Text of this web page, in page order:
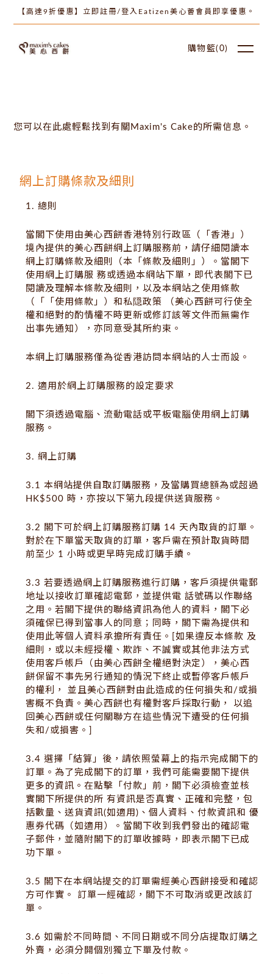
【高達9折優惠】立即註冊/登入Eatizen美心薈會員即享優惠。
購物籃( 0)
您可以在此處輕鬆找到有關Maxim's Cake的所需信息。
網上訂購條款及細則
1. 總則
當閣下使用由美心西餅香港特別行政區（「香港」）
境內提供的美心西餅網上訂購服務前，請仔細閱讀本
網上訂購條款及細則（本「條款及細則」）。當閣下
使用網上訂購服 務或透過本網站下單，即代表閣下已
閱讀及理解本條款及細則，以及本網站之使用條款
（「「使用條款」）和私隠政策 （美心西餅可行使全
權和絕對的酌情權不時更新或修訂該等文件而無需作
出事先通知），亦同意受其所約束。
本網上訂購服務僅為從香港訪問本網站的人士而設。
2. 適用於網上訂購服務的設定要求
閣下須透過電腦、流動電話或平板電腦使用網上訂購
服務。
3. 網上訂購
3.1 本網站提供自取訂購服務，及當購買總額為或超過
HK$500 時，亦按以下第九段提供送貨服務。
3.2 閣下可於網上訂購服務訂購 14 天內取貨的訂單。
對於在下單當天取貨的訂單，客戶需在預計取貨時間
前至少 1 小時或更早時完成訂購手續。
3.3 若要透過網上訂購服務進行訂購，客戶須提供電郵
地址以接收訂單確認電郵，並提供電 話號碼以作聯絡
之用。若閣下提供的聯絡資訊為他人的資料，閣下必
須確保已得到當事人的同意；同時，閣下需為提供和
使用此等個人資料承擔所有責任。[如果違反本條款 及
細則，或以未經授權、欺詐、不誠實或其他非法方式
使用客戶帳戶（由美心西餅全權絕對決定），美心西
餅保留不事先另行通知的情況下終止或暫停客戶帳戶
的權利， 並且美心西餅對由此造成的任何損失和/或損
害概不負責。美心西餅也有權對客戶採取行動， 以追
回美心西餅或任何關聯方在這些情況下遭受的任何損
失和/或損害。]
3.4 選擇「結算」後，請依照螢幕上的指示完成閣下的
訂單。為了完成閣下的訂單，我們可能需要閣下提供
更多的資訊。在點擊「付款」前，閣下必須檢查並核
實閣下所提供的所 有資訊是否真實、正確和完整，包
括數量、送貨資訊(如適用)、個人資料、付款資訊和 優
惠券代碼（如適用）。當閣下收到我們發出的確認電
子郵件，並隨附閣下的訂單收據時，即表示閣下已成
功下單。
3.5 閣下在本網站提交的訂單需經美心西餅接受和確認
方可作實。 訂單一經確認，閣下不可取消或更改該訂
單。
3.6 如需於不同時間、不同日期或不同分店提取訂購之
外賣，必須分開個別獨立下單及付款。